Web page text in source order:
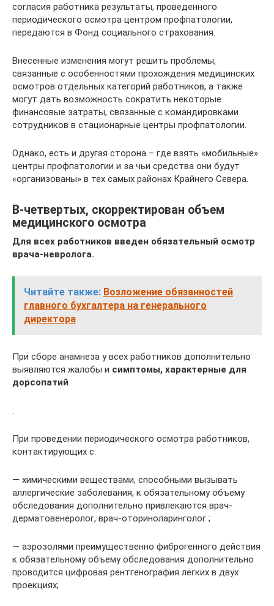
согласия работника результаты, проведенного
периодического осмотра центром профпатологии,
передаются в Фонд социального страхования.
Внесенные изменения могут решить проблемы,
связанные с особенностями прохождения медицинских
осмотров отдельных категорий работников, а также
могут дать возможность сократить некоторые
финансовые затраты, связанные с командировками
сотрудников в стационарные центры профпатологии.
Однако, есть и другая сторона – где взять «мобильные»
центры профпатологии и за чьи средства они будут
«организованы» в тех самых районах Крайнего Севера.
В-четвертых, скорректирован объем
медицинского осмотра
Для всех работников введен обязательный осмотр
врача-невролога.
Читайте также: Возложение обязанностей
главного бухгалтера на генерального
директора
При сборе анамнеза у всех работников дополнительно
выявляются жалобы и симптомы, характерные для
дорсопатий
.
При проведении периодического осмотра работников,
контактирующих с:
— химическими веществами, способными вызывать
аллергические заболевания, к обязательному объему
обследования дополнительно привлекаются врач-
дерматовенеролог, врач-оториноларинголог ;
— аэрозолями преимущественно фиброгенного действия
к обязательному объему обследования дополнительно
проводится цифровая рентгенография лёгких в двух
проекциях;